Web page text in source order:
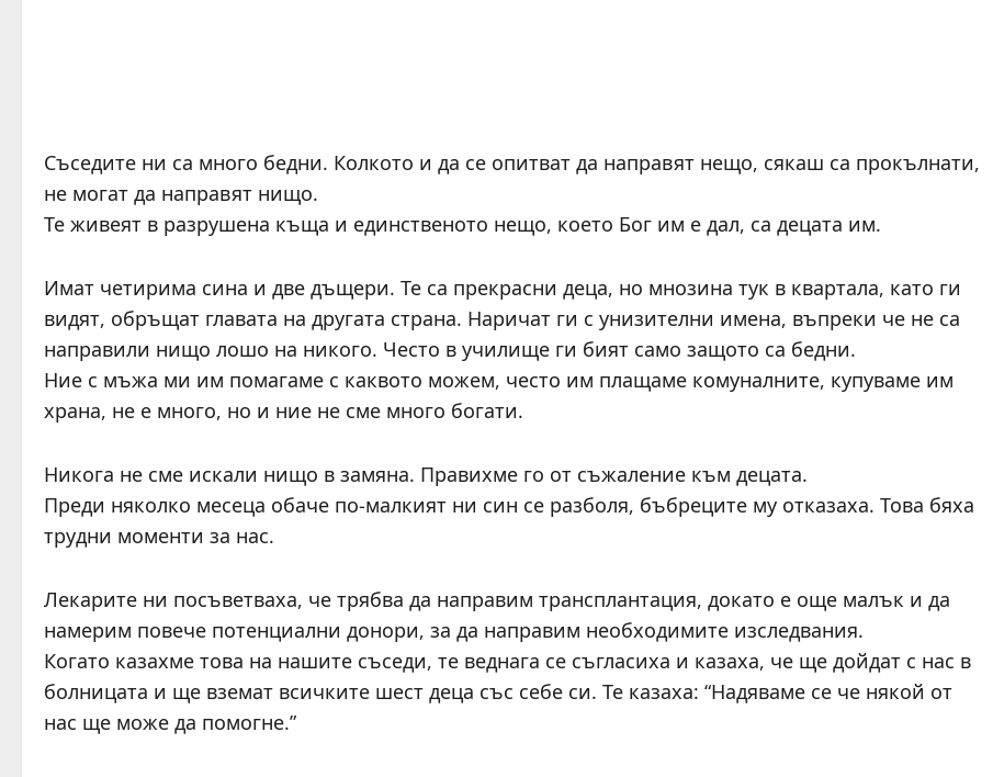
Съседите ни са много бедни. Колкото и да се опитват да направят нещо, сякаш са прокълнати,
не могат да направят нищо.
Те живеят в разрушена къща и единственото нещо, което Бог им е дал, са децата им.
Имат четирима сина и две дъщери. Те са прекрасни деца, но мнозина тук в квартала, като ги
видят, обръщат главата на другата страна. Наричат ги с унизителни имена, въпреки че не са
направили нищо лошо на никого. Често в училище ги бият само защото са бедни.
Ние с мъжа ми им помагаме с каквото можем, често им плащаме комуналните, купуваме им
храна, не е много, но и ние не сме много богати.
Никога не сме искали нищо в замяна. Правихме го от съжаление към децата.
Преди няколко месеца обаче по-малкият ни син се разболя, бъбреците му отказаха. Това бяха
трудни моменти за нас.
Лекарите ни посъветваха, че трябва да направим трансплантация, докато е още малък и да
намерим повече потенциални донори, за да направим необходимите изследвания.
Когато казахме това на нашите съседи, те веднага се съгласиха и казаха, че ще дойдат с нас в
болницата и ще вземат всичките шест деца със себе си. Те казаха: “Надяваме се че някой от
нас ще може да помогне.”